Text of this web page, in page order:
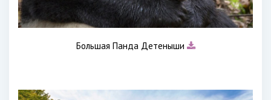
Большая Панда Детеныши